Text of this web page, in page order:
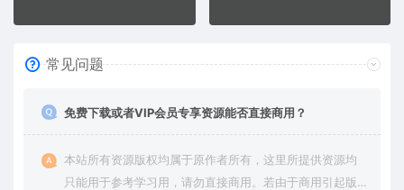
常见问题
免费下载或者VIP会员专享资源能否直接商用？
本站所有资源版权均属于原作者所有，这里所提供资源均
只能用于参考学习用，请勿直接商用。若由于商用引起版